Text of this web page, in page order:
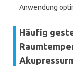
Anwendung
Häufig